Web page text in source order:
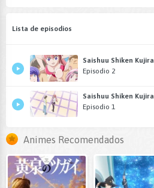
Lista de episodios
Saishuu Shiken Kujira
Episodio 2
Saishuu Shiken Kujira
Episodio 1
Animes Recomendados